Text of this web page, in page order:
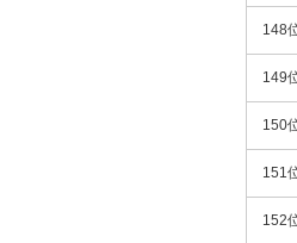
148
149
150
151
152